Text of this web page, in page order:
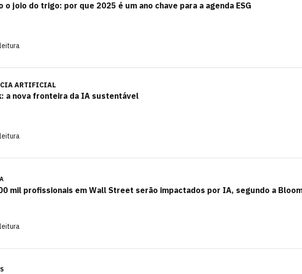
o joio do trigo: por que 2025 é um ano chave para a agenda ESG
ARTIFICIAL
a nova fronteira da IA sustentável
mil profissionais em Wall Street serão impactados por IA, segundo a